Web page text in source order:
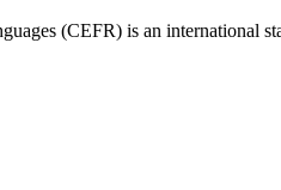
(CEFR) is an international